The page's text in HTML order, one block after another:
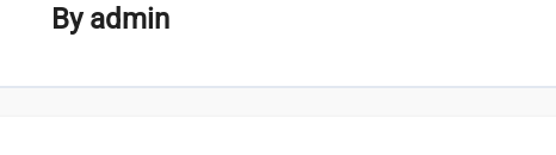
By admin